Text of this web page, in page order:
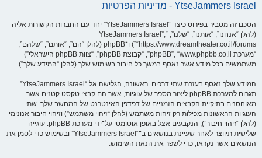
YtseJammers Israel - מדיניות הפרטיות
הסכם זה מסביר בפירוט כיצד “YtseJammers Israel” יחד עם החברות הקשורות אליה
(להלן “אנחנו”, “אותנו”, “שלנו”, “YtseJammers Israel”,
“https://www.dreamtheater.co.il/forums”) ו־phpBB (להלן “הם”, “אותם”, “שלהם”,
“מערכת phpBB”, “www.phpbb.co.il”, “קבוצת phpBB”, “צוות phpBB הישראלי”)
משתמשים בכל מידע אשר נאסף במשך כל חיבור בשימוש שלך (להלן “המידע שלך”).
המידע שלך נאסף בעזרת שתי דרכים. ראשונה, הגלישה אל “YtseJammers Israel”
תגרום למערכת phpBB ליצור מספר של עוגיות, אשר הם קבצי טקסט קטנים אשר
מאוחסנים בתיקיית הקבצים הזמניים של דפדפן האינטרנט של המחשב שלך. שתי
העוגיות הראשונות מכילות רק זיהות משתמש (להלן “זיהוי משתמש”) וזיהוי חיבור אנונימי
(להלן “זיהוי חיבור”), הנקבעים אצל באופן אוטומטי על־ידי מערכת phpBB. עוגייה
שלישית תיווצר לאחר שעיינת בנושאים ב־“YtseJammers Israel” ובשימוש כדי לסמן את
הנושאים אשר נקראו, כדי לשפר את הנאת השימוש.